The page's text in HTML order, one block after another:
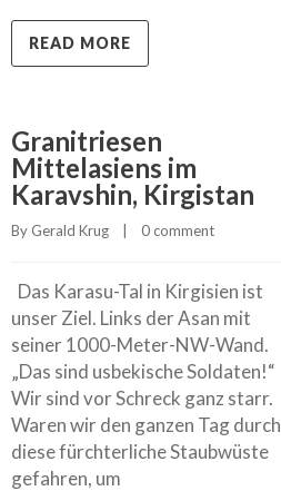
READ MORE
Granitriesen
Mittelasiens im
Karavshin, Kirgistan
By Gerald Krug 0 comment
Das Karasu-Tal in Kirgisien ist
unser Ziel. Links der Asan mit
seiner 1000-Meter-NW-Wand.
„Das sind usbekische Soldaten!“
Wir sind vor Schreck ganz starr.
Waren wir den ganzen Tag durch
diese fürchterliche Staubwüste
gefahren, um